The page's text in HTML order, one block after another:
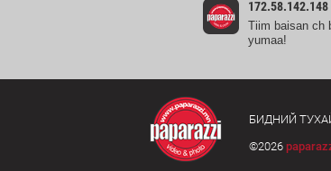
172.58.142.148
Tiim baisan ch
yumaa!
БИДНИЙ
©2026